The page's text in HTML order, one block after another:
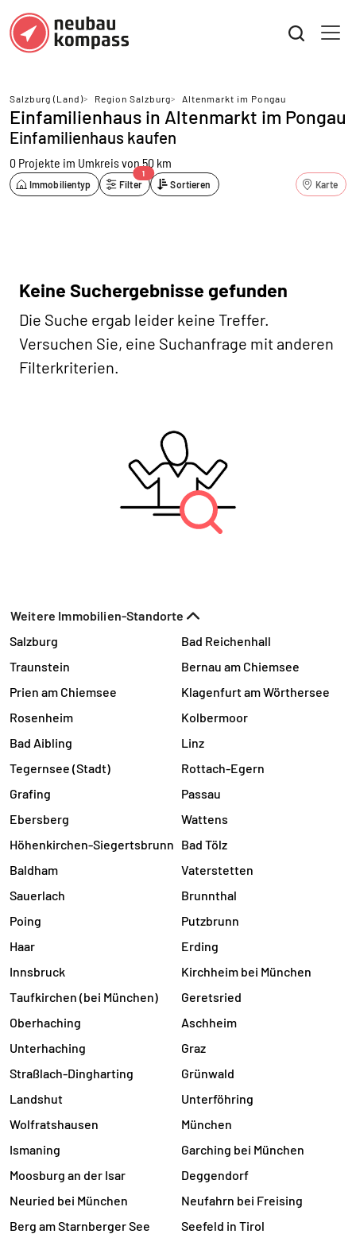
Salzburg (Land)> Region Salzburg> Altenmarkt im Pongau
Einfamilienhaus in Altenmarkt im Pongau
Einfamilienhaus kaufen
0 Projekte im Umkreis von 50 km
Immobilientyp Filter
1
Sortieren Karte
Keine Suchergebnisse gefunden
Die Suche ergab leider keine Treffer.
Versuchen Sie, eine Suchanfrage mit anderen
Filterkriterien.
Weitere Immobilien-Standorte
Salzburg
Bad Reichenhall
Traunstein
Bernau am Chiemsee
Prien am Chiemsee
Klagenfurt am Wörthersee
Rosenheim
Kolbermoor
Bad Aibling
Linz
Tegernsee (Stadt)
Rottach-Egern
Grafing
Passau
Ebersberg
Wattens
Höhenkirchen-Siegertsbrunn Bad Tölz
Baldham
Vaterstetten
Sauerlach
Brunnthal
Poing
Putzbrunn
Haar
Erding
Innsbruck
Kirchheim bei München
Taufkirchen (bei München)
Geretsried
Oberhaching
Aschheim
Unterhaching
Graz
Straßlach-Dingharting
Grünwald
Landshut
Unterföhring
Wolfratshausen
München
Ismaning
Garching bei München
Moosburg an der Isar
Deggendorf
Neuried bei München
Neufahrn bei Freising
Berg am Starnberger See
Seefeld in Tirol